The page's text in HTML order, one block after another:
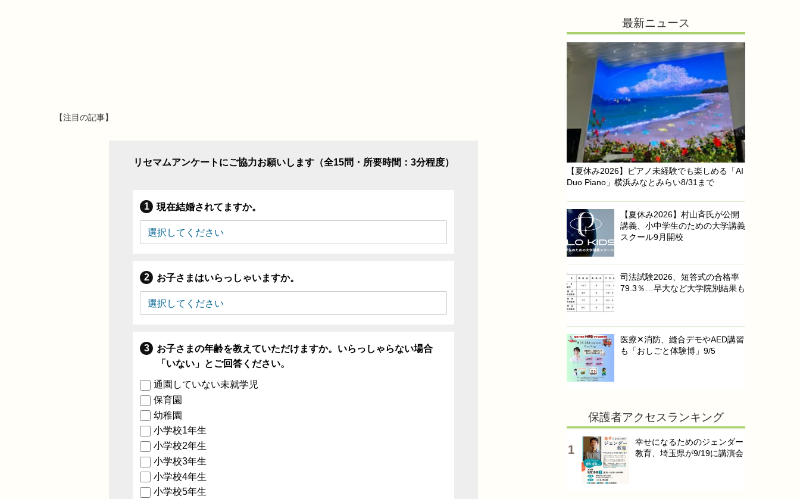
【注目の記事】
リセマムアンケートにご協力お願いします（全15問・所要時間：3分程度）
現在結婚されてますか。
お子さまはいらっしゃいますか。
お子さまの年齢を教えていただけますか。いらっしゃらない場合
「いない」とご回答ください。
通園していない未就学児
保育園
幼稚園
小学校1年生
小学校2年生
小学校3年生
小学校4年生
小学校5年生
最新ニュース
【夏休み2026】ピアノ未経験でも楽しめる「AI
Duo Piano」横浜みなとみらい8/31まで
【夏休み2026】村山斉氏が公開
講義、小中学生のための大学講義
スクール9月開校
司法試験2026、短答式の合格率
79.3％…早大など大学院別結果も
医療✕消防、縫合デモやAED講習
も「おしごと体験博」9/5
保護者アクセスランキング
幸せになるためのジェンダー
教育、埼玉県が9/19に講演会